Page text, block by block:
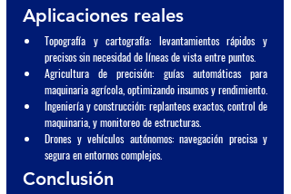
Aplicaciones reales
Topografía y cartografía: levantamientos rápidos y
precisos sin necesidad de líneas de vista entre puntos.
Agricultura de precisión: guías automáticas para
maquinaria agrícola, optimizando insumos y rendimiento.
Ingeniería y construcción: replanteos exactos, control de
maquinaria, y monitoreo de estructuras.
Drones y vehículos autónomos: navegación precisa y
segura en entornos complejos.
Conclusión